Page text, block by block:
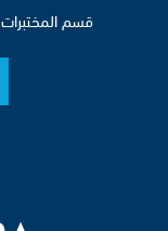
قسم المختبرات